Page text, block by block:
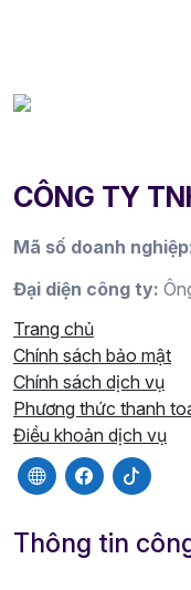
CÔNG TY
Mã số doanh
Đại diện công ty:
Trang chủ
Chính sách bảo mật
Chính sách dịch vụ
Phương thức thanh
Điều khoản dịch vụ
Thông tin